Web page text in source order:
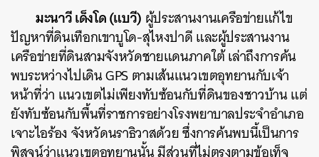
มะนาวี เด็งโด (แบวี) ผู้ประสานงานเครือข่ายแก้ไข
ปัญหาที่ดินเทือกเขาบูโด-สุไหงปาดี และผู้ประสานงาน
เครือข่ายที่ดินสามจังหวัดชายแดนภาคใต้ เล่าถึงการค้น
พบระหว่างไปเดิน GPS ตามเส้นแนวเขตอุทยานกับเจ้า
หน้าที่ว่า แนวเขตไม่เพียงทับซ้อนกับที่ดินของชาวบ้าน แต่
ยังทับซ้อนกับพื้นที่ราชการอย่างโรงพยาบาลประจำอำเภอ
เจาะไอร้อง จังหวัดนราธิวาสด้วย ซึ่งการค้นพบนี้เป็นการ